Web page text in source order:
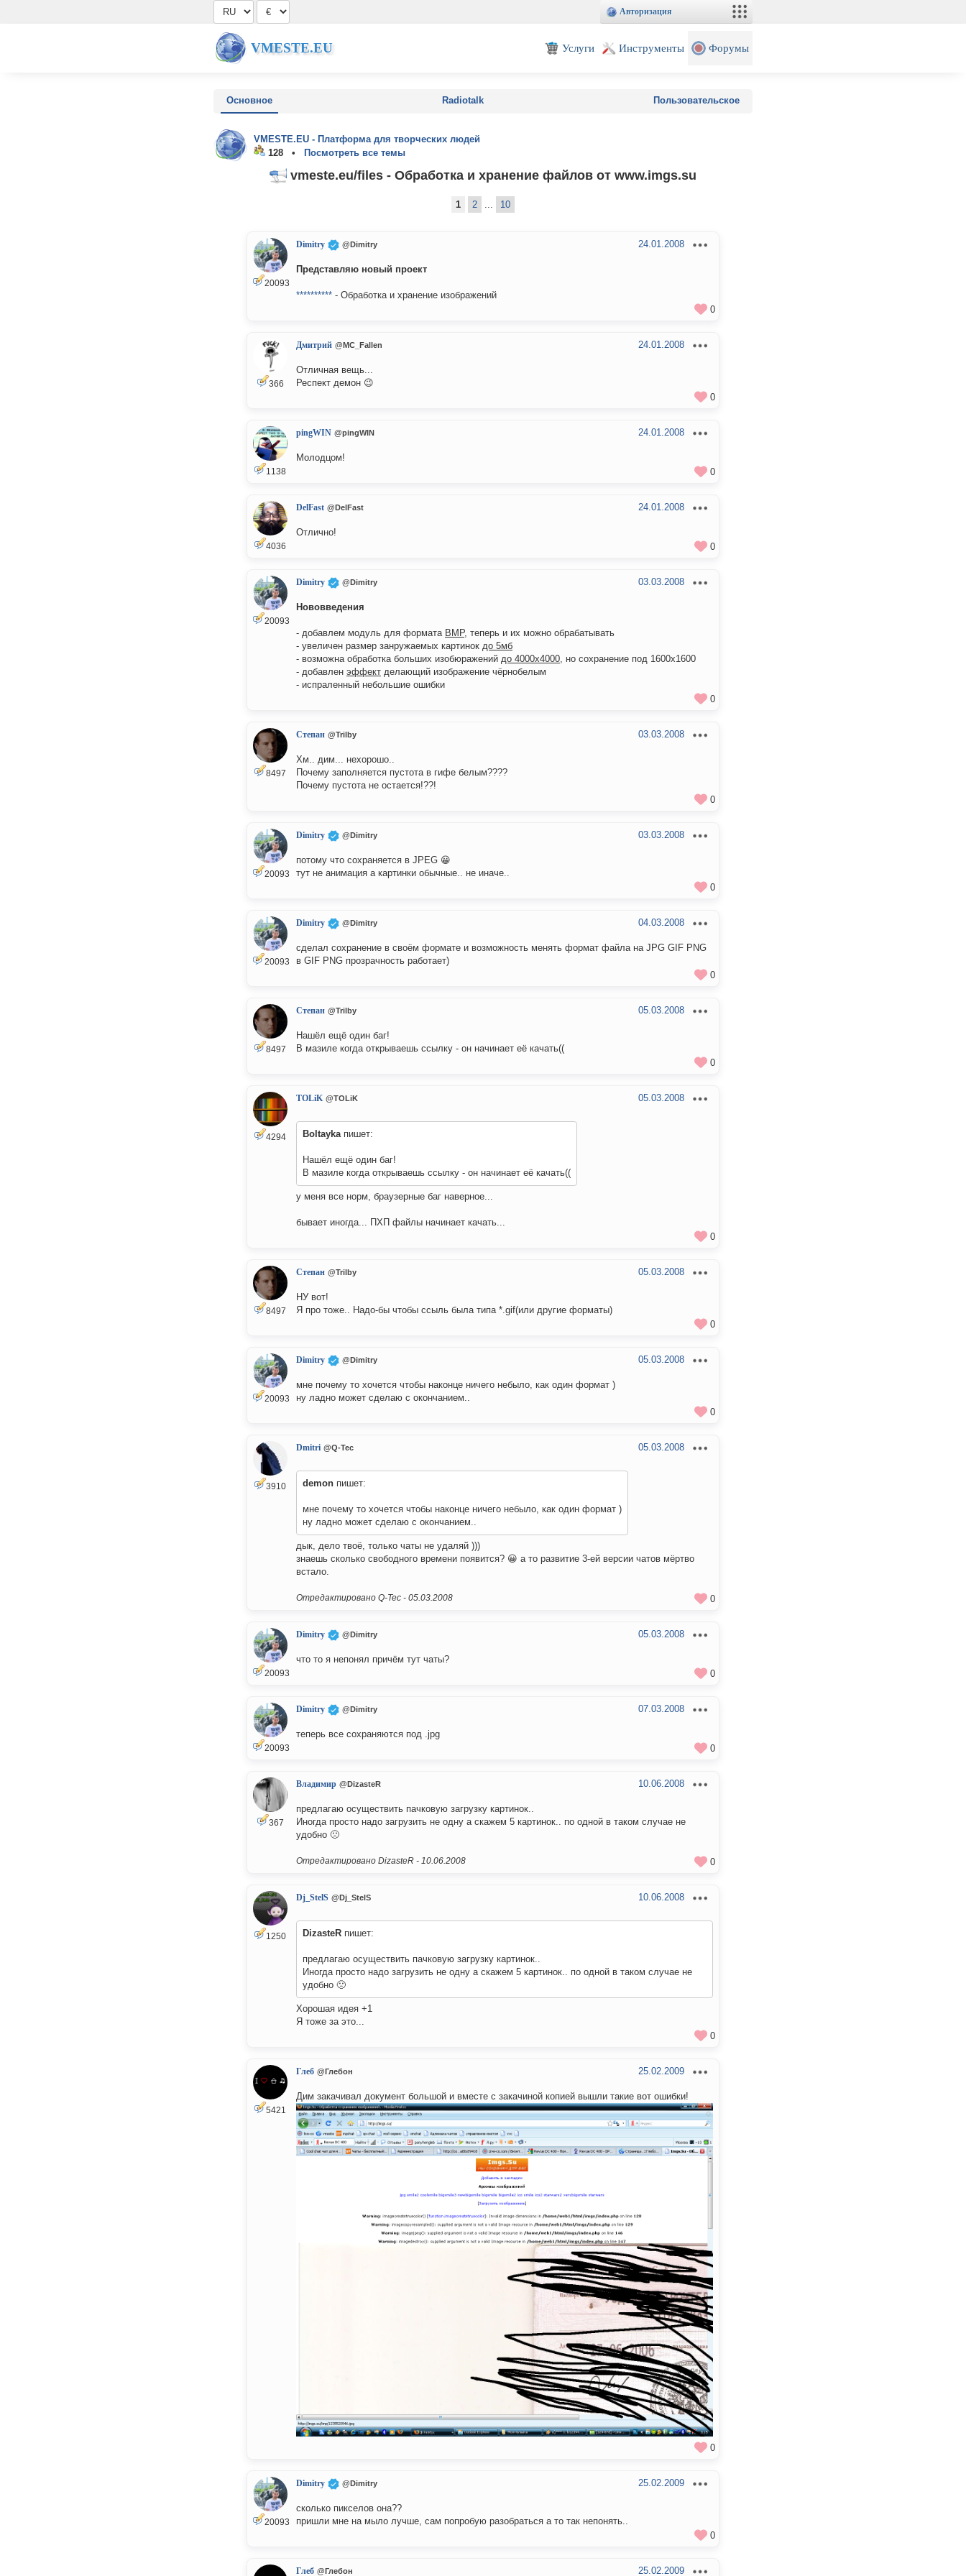
Авторизация
VMESTE.EU Услуги Инструменты Форумы
Основное Radiotalk Пользовательское
VMESTE.EU - Платформа для творческих людей
128 •
Посмотреть все темы
vmeste.eu/files - Обработка и хранение файлов от www.imgs.su
1 2 ... 10
20093
Dimitry @Dimitry 24.01.2008
Представляю новый проект
********** - Обработка и хранение изображений
0
366
Дмитрий @MC_Fallen 24.01.2008
Отличная вещь...
Респект демон 😉
0
1138
pingWIN @pingWIN 24.01.2008
Молодцом!
0
4036
DelFast @DelFast 24.01.2008
Отлично!
0
20093
Dimitry @Dimitry 03.03.2008
Нововведения
- добавлем модуль для формата BMP, теперь и их можно обрабатывать
- увеличен размер занружаемых картинок до 5мб
- возможна обработка больших изобюражений до 4000х4000, но сохранение под 1600x1600
- добавлен эффект делающий изображение чёрнобелым
- испраленный небольшие ошибки
0
8497
Степан @Trilby 03.03.2008
Хм.. дим... нехорошо..
Почему заполняется пустота в гифе белым????
Почему пустота не остается!??!
0
20093
Dimitry @Dimitry 03.03.2008
потому что сохраняется в JPEG 😀
тут не анимация а картинки обычные.. не иначе..
0
20093
Dimitry @Dimitry 04.03.2008
сделал сохранение в своём формате и возможность менять формат файла на JPG GIF PNG
в GIF PNG прозрачность работает)
0
8497
Степан @Trilby 05.03.2008
Нашёл ещё один баг!
В мазиле когда открываешь ссылку - он начинает её качать((
0
4294
TOLiK @TOLiK 05.03.2008
Boltaykaпишет:
Нашёл ещё один баг!
В мазиле когда открываешь ссылку - он начинает её качать((
у меня все норм, браузерные баг наверное...
бывает иногда... ПХП файлы начинает качать...
0
8497
Степан @Trilby 05.03.2008
НУ вот!
Я про тоже.. Надо-бы чтобы ссыль была типа *.gif(или другие форматы)
0
20093
Dimitry @Dimitry 05.03.2008
мне почему то хочется чтобы наконце ничего небыло, как один формат )
ну ладно может сделаю с окончанием..
0
3910
Dmitri @Q-Tec 05.03.2008
demon пишет:
мне почему то хочется чтобы наконце ничего небыло, как один формат )
ну ладно может сделаю с окончанием..
дык, дело твоё, только чаты не удаляй )))
знаешь сколько свободного времени появится? 😀 а то развитие 3-ей версии чатов мёртво
встало.
Отредактировано Q-Tec - 05.03.2008 0
20093
Dimitry @Dimitry 05.03.2008
что то я непонял причём тут чаты?
0
20093
Dimitry @Dimitry 07.03.2008
теперь все сохраняются под .jpg
0
367
Владимир @DizasteR 10.06.2008
предлагаю осуществить пачковую загрузку картинок..
Иногда просто надо загрузить не одну а скажем 5 картинок.. по одной в таком случае не
удобно 🙁
Отредактировано DizasteR - 10.06.2008 0
1250
Dj_StelS @Dj_StelS 10.06.2008
DizasteR пишет:
предлагаю осуществить пачковую загрузку картинок..
Иногда просто надо загрузить не одну а скажем 5 картинок.. по одной в таком случае не
удобно 🙁
Хорошая идея +1
Я тоже за это...
0
5421
Глеб @Глебон 25.02.2009
Дим закачивал документ большой и вместе с закачиной копией вышли такие вот ошибки!
0
20093
Dimitry @Dimitry 25.02.2009
сколько пикселов она??
пришли мне на мыло лучше, сам попробую разобраться а то так непонять..
0
Глеб @Глебон 25.02.2009